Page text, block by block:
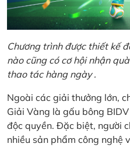
Chương trình được thiết kế
nào cũng có cơ hội nhận
thao tác hàng ngày .
Ngoài các giải thưởng lớn,
Giải Vàng là gấu bông
độc quyền. Đặc biệt, người
nhiều sản phẩm công nghệ